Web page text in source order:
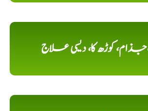
کوڑھ کا، دیسی علاج